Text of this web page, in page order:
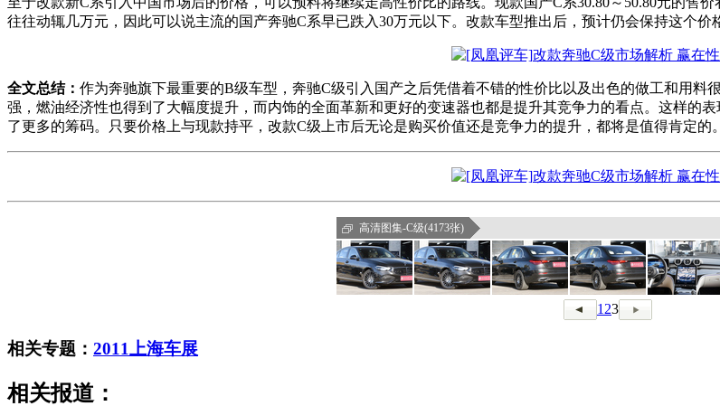
往往动辄几万元，因此可以说主流的国产奔驰C系早已跌入30万元以下。改款车型推出后，预计仍会保持这个价
全文总结： 作为奔驰旗下最重要的B级车型，奔驰C级引入国产之后凭借着不错的性价比以及出色的做工和用料
强，燃油经济性也得到了大幅度提升，而内饰的全面革新和更好的变速器也都是提升其竞争力的看点。这样的表
了更多的筹码。只要价格上与现款持平，改款C级上市后无论是购买价值还是竞争力的提升，都将是值得肯定的。
高清图集-C级(4173张)
1 23
相关专题： 2011上海车展
相关报道：